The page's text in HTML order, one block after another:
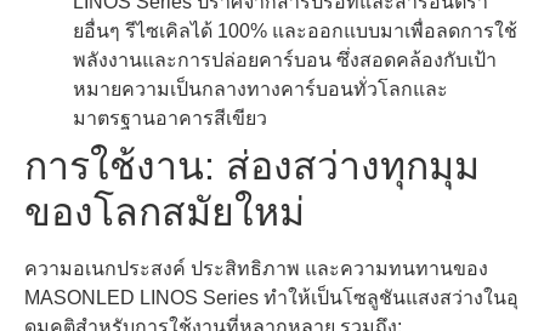
ยอื่นๆ รีไซเคิลได้ 100% และออกแบบมาเพื่อลดการใช้
พลังงานและการปล่อยคาร์บอน ซึ่งสอดคล้องกับเป้า
หมายความเป็นกลางทางคาร์บอนทั่วโลกและ
มาตรฐานอาคารสีเขียว
การใช้งาน: ส่องสว่างทุกมุม
ของโลกสมัยใหม่
ความอเนกประสงค์ ประสิทธิภาพ และความทนทานของ
MASONLED LINOS Series ทําให้เป็นโซลูชันแสงสว่างในอุ
ดมคติสําหรับการใช้งานที่หลากหลาย รวมถึง: